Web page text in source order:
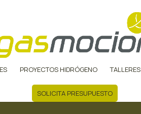
PROYECTOS HIDRÓGENO TALLERES
SOLICITA PRESUPUESTO